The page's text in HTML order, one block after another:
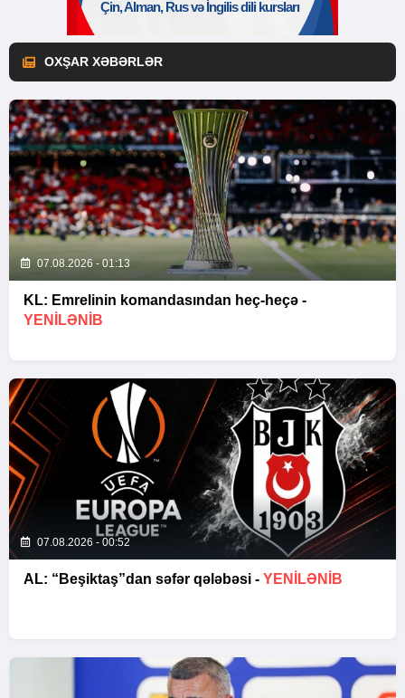
OXŞAR XƏBƏRLƏR
07.08.2026 - 01:13
KL: Emrelinin komandasından heç-heçə -
YENİLƏNİB
07.08.2026 - 00:52
AL: “Beşiktaş”dan səfər qələbəsi - YENİLƏNİB